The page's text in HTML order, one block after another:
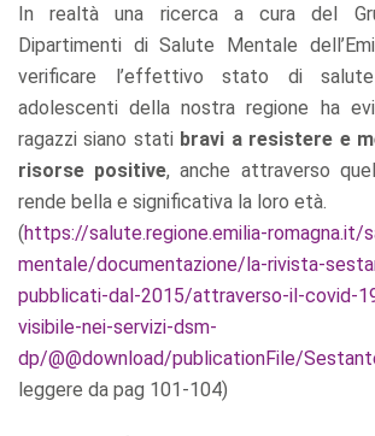
In realtà una ricerca a cura del
Dipartimenti di Salute Mentale
verificare l’effettivo stato di
adolescenti della nostra regione ha
ragazzi siano stati bravi a resistere e
risorse positive, anche attraverso
rende bella e significativa la loro età.
(https://salute.regione.emilia-romagna.it/
mentale/documentazione/la-rivista-
pubblicati-dal-2015/attraverso-il-covid-
visibile-nei-servizi-dsm-
dp/@@download/publicationFile/
leggere da pag 101-104)